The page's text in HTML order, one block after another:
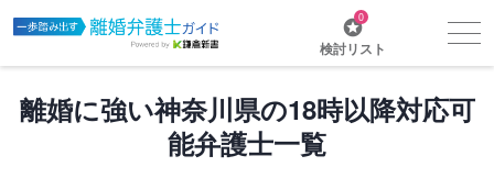
0
検討リスト
離婚に強い神奈川県の18時以降対応可
能弁護士一覧